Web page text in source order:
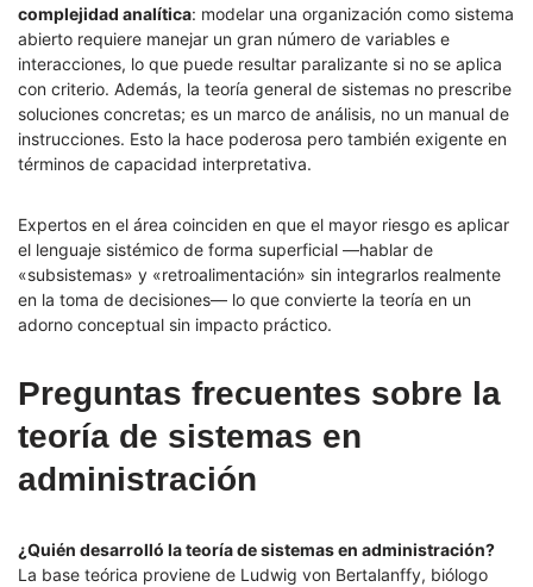
complejidad analítica: modelar una organización como sistema
abierto requiere manejar un gran número de variables e
interacciones, lo que puede resultar paralizante si no se aplica
con criterio. Además, la teoría general de sistemas no prescribe
soluciones concretas; es un marco de análisis, no un manual de
instrucciones. Esto la hace poderosa pero también exigente en
términos de capacidad interpretativa.
Expertos en el área coinciden en que el mayor riesgo es aplicar
el lenguaje sistémico de forma superficial —hablar de
«subsistemas» y «retroalimentación» sin integrarlos realmente
en la toma de decisiones— lo que convierte la teoría en un
adorno conceptual sin impacto práctico.
Preguntas frecuentes sobre la
teoría de sistemas en
administración
¿Quién desarrolló la teoría de sistemas en administración?
La base teórica proviene de Ludwig von Bertalanffy, biólogo